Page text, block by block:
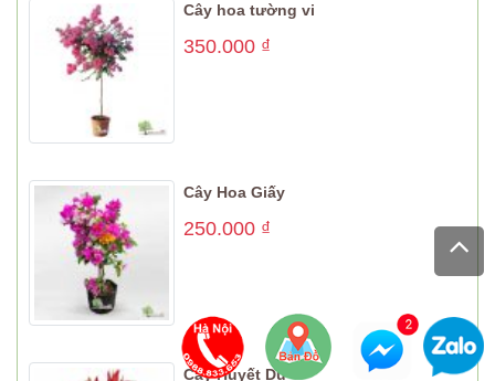
Cây hoa tường vi
350.000 ₫
Cây Hoa Giấy
250.000 ₫
Cây Huyết Dụ